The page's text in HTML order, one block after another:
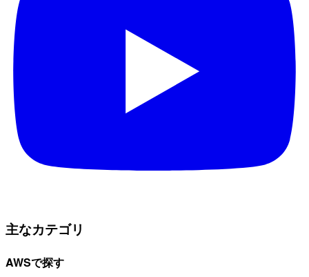
主なカテゴリ
AWSで探す